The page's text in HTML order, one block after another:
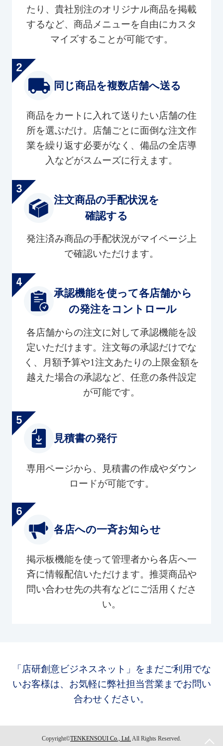
たり、貴社別注のオリジナル商品を掲載
するなど、商品メニューを自由にカスタ
マイズすることが可能です。
同じ商品を複数店舗へ送る
商品をカートに入れて送りたい店舗の住
所を選ぶだけ。店舗ごとに面倒な注文作
業を繰り返す必要がなく、備品の全店導
入などがスムーズに行えます。
注文商品の手配状況を
確認する
発注済み商品の手配状況がマイページ上
で確認いただけます。
承認機能を使って各店舗から
の発注をコントロール
各店舗からの注文に対して承認機能を設
定いただけます。注文毎の承認だけでな
く、月額予算や1注文あたりの上限金額を
越えた場合の承認など、任意の条件設定
が可能です。
見積書の発行
専用ページから、見積書の作成やダウン
ロードが可能です。
各店への一斉お知らせ
掲示板機能を使って管理者から各店へ一
斉に情報配信いただけます。推奨商品や
問い合わせ先の共有などにご活用くださ
い。
「店研創意ビジネスネット」をまだご利用でな
いお客様は、お気軽に弊社担当営業までお問い
合わせください。
Copyright©TENKENSOUI Co., Ltd. All Rights Reserved.